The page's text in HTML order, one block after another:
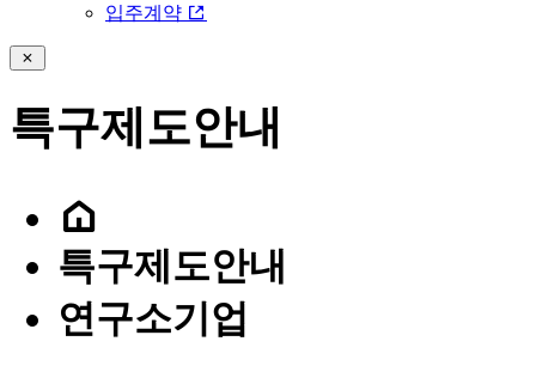
입주계약
특구제도안내
특구제도안내
연구소기업